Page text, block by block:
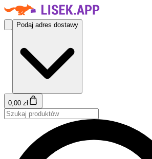
Podaj adres dostawy
0,00 zł